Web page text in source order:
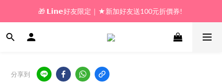
🎁 新好友購物金｜★加入新會員領券送100元!
🎁 𝗟𝗶𝗻𝗲好友限定｜★新加好友送100元折價券!
🎁 新好友購物金｜★加入新會員領券送100元!
分享到